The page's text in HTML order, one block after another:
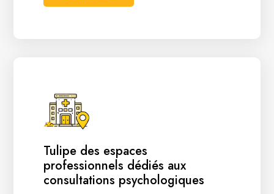
Tulipe des espaces
professionnels dédiés aux
consultations psychologiques